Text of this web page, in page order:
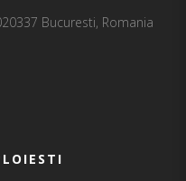
Bucuresti, Romania